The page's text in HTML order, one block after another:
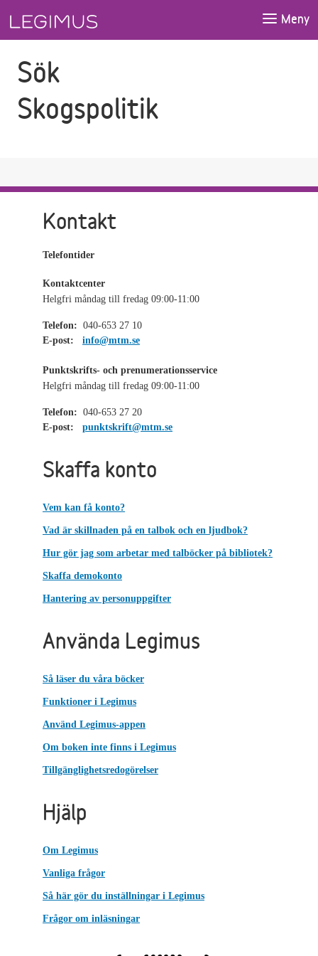
Meny
Sök
Skogspolitik
Kontakt
Telefontider
Kontaktcenter
Helgfri måndag till fredag 09:00-11:00
Telefon: 040-653 27 10
E-post:
info@mtm.se
Punktskrifts- och prenumerationsservice
Helgfri måndag till fredag 09:00-11:00
Telefon: 040-653 27 20
E-post:
punktskrift@mtm.se
Skaffa konto
Vem kan få konto?
Vad är skillnaden på en talbok och en ljudbok?
Hur gör jag som arbetar med talböcker på bibliotek?
Skaffa demokonto
Hantering av personuppgifter
Använda Legimus
Så läser du våra böcker
Funktioner i Legimus
Använd Legimus-appen
Om boken inte finns i Legimus
Tillgänglighetsredogörelser
Hjälp
Om Legimus
Vanliga frågor
Så här gör du inställningar i Legimus
Frågor om inläsningar